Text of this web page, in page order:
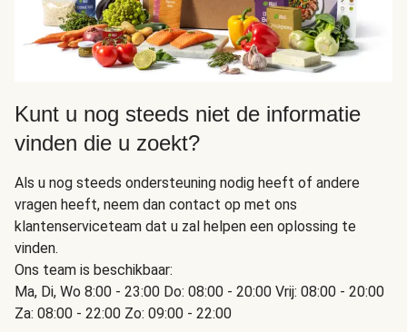
Kunt u nog steeds niet de informatie
vinden die u zoekt?
Als u nog steeds ondersteuning nodig heeft of andere
vragen heeft, neem dan contact op met ons
klantenserviceteam dat u zal helpen een oplossing te
vinden.
Ons team is beschikbaar:
Ma, Di, Wo 8:00 - 23:00 Do: 08:00 - 20:00 Vrij: 08:00 - 20:00
Za: 08:00 - 22:00 Zo: 09:00 - 22:00